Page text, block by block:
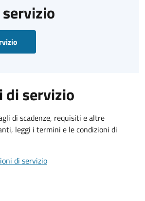
di servizio
di scadenze, requisiti e altre
leggi i termini e le condizioni di
di servizio